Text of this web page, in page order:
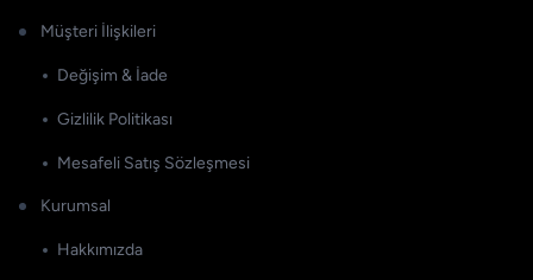
Müşteri İlişkileri
Değişim & İade
Gizlilik Politikası
Mesafeli Satış Sözleşmesi
Kurumsal
Hakkımızda